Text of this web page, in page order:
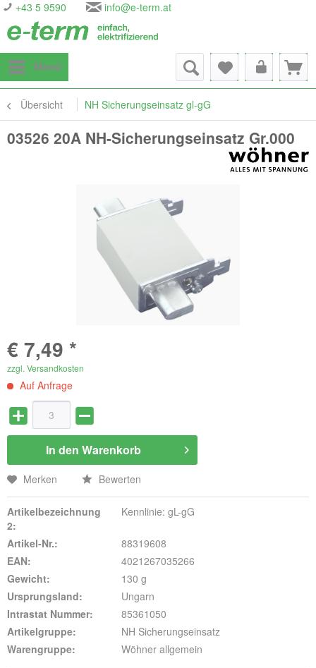
+43 5 9590 info@e-term.at
Menü
Übersicht NH Sicherungseinsatz gl-gG
03526 20A NH-Sicherungseinsatz Gr.000
€ 7,49 *
zzgl. Versandkosten
Auf Anfrage
In den Warenkorb
Merken Bewerten
Artikelbezeichnung
2:
Kennlinie: gL-gG
Artikel-Nr.:
88319608
EAN:
4021267035266
Gewicht:
130 g
Ursprungsland:
Ungarn
Intrastat Nummer:
85361050
Artikelgruppe:
NH Sicherungseinsatz
Warengruppe:
Wöhner allgemein